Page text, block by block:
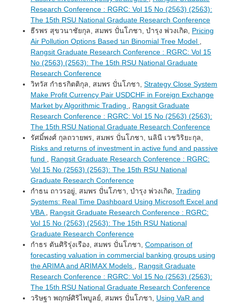
Research Conference : RGRC: Vol 15 No (2563) (2563):
The 15th RSU National Graduate Research Conference
ธีรพร สุขวนาชัยกุล, สมพร ปั่นโภชา, บำรุง พ่วงเกิด, Pricing
Air Pollution Options Based นn Binomial Tree Model
Rangsit Graduate Research Conference : RGRC: Vol 15
No (2563) (2563): The 15th RSU National Graduate
Research Conference
วิทวัส กำธรกิตติกุล, สมพร ปั่นโภชา, Strategy Close System
Make Profit Currency Pair USDCHF in Foreign Exchange
Market by Algorithmic Trading
Rangsit Graduate
Research Conference : RGRC: Vol 15 No (2563) (2563):
The 15th RSU National Graduate Research Conference
รัศมิ์พงศ์ กุลถวายพร, สมพร ปั่นโภชา, นลินี เวชวิริยะกุล,
Risks and returns of investment in active fund and passive
fund
Rangsit Graduate Research Conference : RGRC:
Vol 15 No (2563) (2563): The 15th RSU National
Graduate Research Conference
กำธน ถาวรอยู่, สมพร ปั่นโภชา, บำรุง พ่วงเกิด, Trading
Systems: Real Time Dashboard Using Microsoft Excel and
VBA
Rangsit Graduate Research Conference : RGRC:
Vol 15 No (2563) (2563): The 15th RSU National
Graduate Research Conference
กำธร ตันศิริรุ่งเรือง, สมพร ปั่นโภชา, Comparison of
forecasting valuation in commercial banking groups using
the ARIMA and ARIMAX Models
Rangsit Graduate
Research Conference : RGRC: Vol 15 No (2563) (2563):
The 15th RSU National Graduate Research Conference
วริษฐา พฤกษ์ศิริไพบูลย์, สมพร ปั่นโภชา, Using VaR and